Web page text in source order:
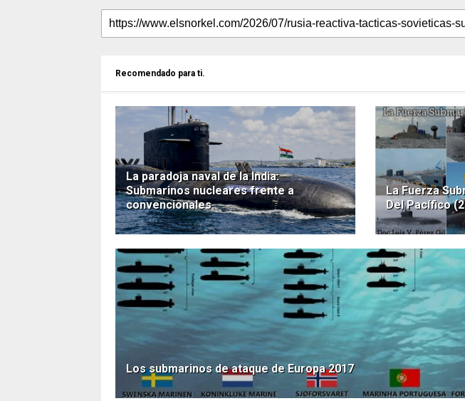
Recomendado para ti.
La paradoja naval de la India:
Submarinos nucleares frente a
convencionales
La Fuerza
Del Pacífico
Los submarinos de ataque de Europa 2017